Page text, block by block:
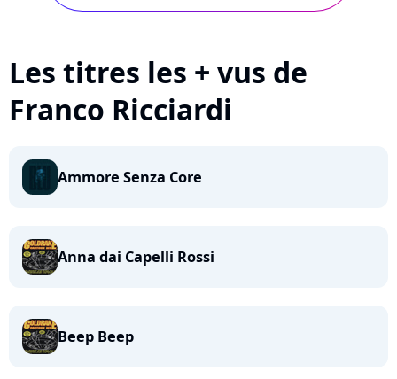
Les titres les + vus de
Franco Ricciardi
Ammore Senza Core
Anna dai Capelli Rossi
Beep Beep